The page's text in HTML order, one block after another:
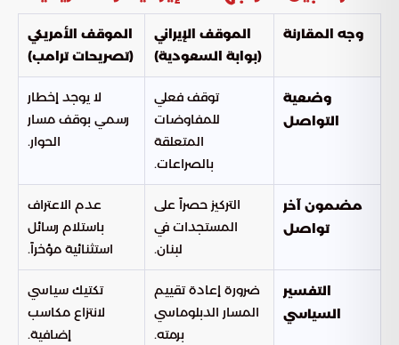
وجه المقارنة
الموقف الإيراني
(بوابة السعودية)
الموقف الأمريكي
(تصريحات ترامب)
وضعية
التواصل
توقف فعلي
للمفاوضات
المتعلقة
بالصراعات.
لا يوجد إخطار
رسمي بوقف مسار
الحوار.
مضمون آخر
تواصل
التركيز حصراً على
المستجدات في
لبنان.
عدم الاعتراف
باستلام رسائل
استثنائية مؤخراً.
التفسير
السياسي
ضرورة إعادة تقييم
المسار الدبلوماسي
برمته.
تكتيك سياسي
لانتزاع مكاسب
إضافية.